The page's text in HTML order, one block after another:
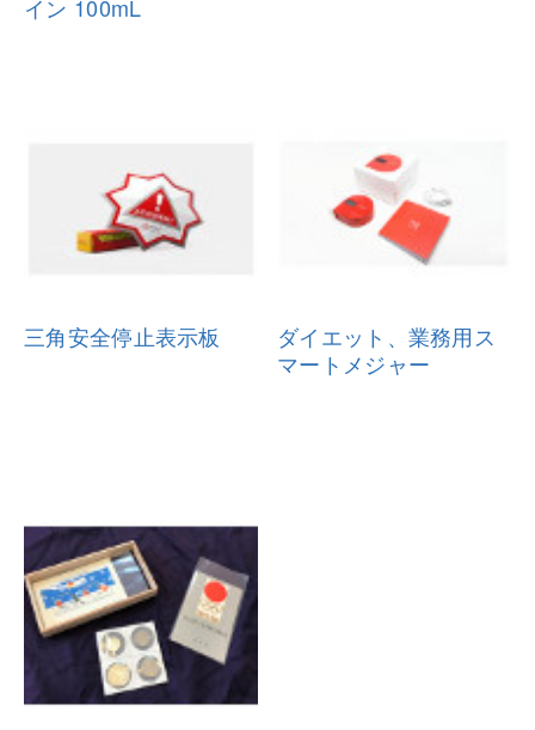
イン 100mL
三角安全停止表示板
ダイエット、業務用ス
マートメジャー